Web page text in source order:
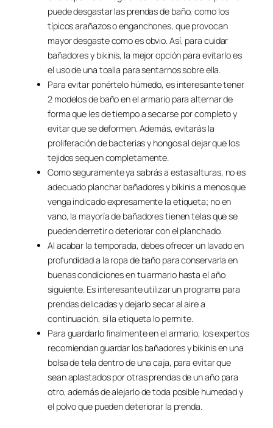
puede desgastar las prendas de baño, como los
típicos arañazos o enganchones, que provocan
mayor desgaste como es obvio. Así, para cuidar
bañadores y bikinis, la mejor opción para evitarlo es
el uso de una toalla para sentarnos sobre ella.
Para evitar ponértelo húmedo, es interesante tener
2 modelos de baño en el armario para alternar de
forma que les de tiempo a secarse por completo y
evitar que se deformen. Además, evitarás la
proliferación de bacterias y hongos al dejar que los
tejidos sequen completamente.
Como seguramente ya sabrás a estas alturas, no es
adecuado planchar bañadores y bikinis a menos que
venga indicado expresamente la etiqueta; no en
vano, la mayoría de bañadores tienen telas que se
pueden derretir o deteriorar con el planchado.
Al acabar la temporada, debes ofrecer un lavado en
profundidad a la ropa de baño para conservarla en
buenas condiciones en tu armario hasta el año
siguiente. Es interesante utilizar un programa para
prendas delicadas y dejarlo secar al aire a
continuación, si la etiqueta lo permite.
Para guardarlo finalmente en el armario, los expertos
recomiendan guardar los bañadores y bikinis en una
bolsa de tela dentro de una caja, para evitar que
sean aplastados por otras prendas de un año para
otro, además de alejarlo de toda posible humedad y
el polvo que pueden deteriorar la prenda.